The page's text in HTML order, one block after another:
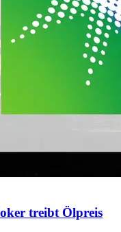
treibt Ölpreis